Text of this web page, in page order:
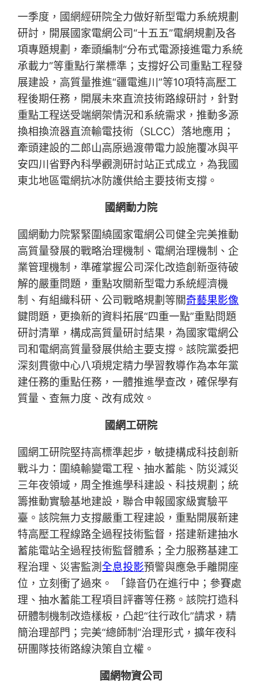
一季度，國網經研院全力做好新型電力系統規劃
研討，開展國家電網公司“十五五”電網規劃及各
項專題規劃，牽頭編制“分布式電源接進電力系統
承載力”等重點行業標準；支撐好公司重點工程發
展建設，高質量推進“疆電進川”等10項特高壓工
程後期任務，開展未來直流技術路線研討，針對
重點工程送受端網架情況和系統需求，推動多源
換相換流器直流輸電技術（SLCC）落地應用；
牽頭建設的二郎山高原過渡帶電力設施覆冰與平
安四川省野內科學觀測研討站正式成立，為我國
東北地區電網抗冰防護供給主要技術支撐。
國網動力院
國網動力院緊緊圍繞國家電網公司健全完美推動
高質量發展的戰略治理機制、電網治理機制、企
業管理機制，準確掌握公司深化改造創新亟待破
解的嚴重問題，重點攻關新型電力系統經濟機
制、有組織科研、公司戰略規劃等關奇藝果影像
鍵問題，更換新的資料拓展“四重一點”重點問題
研討清單，構成高質量研討結果，為國家電網公
司和電網高質量發展供給主要支撐。該院黨委把
深刻貫徹中心八項規定精力學習教導作為本年黨
建任務的重點任務，一體推進學查改，確保學有
質量、查無力度、改有成效。
國網工研院
國網工研院堅持高標準起步，敏捷構成科技創新
戰斗力：圍繞輸變電工程、抽水蓄能、防災減災
三年夜領域，周全推進學科建設、科技規劃；統
籌推動實驗基地建設，聯合申報國家級實驗平
臺。該院無力支撐嚴重工程建設，重點開展新建
特高壓工程線路全過程技術監督，搭建新建抽水
蓄能電站全過程技術監督體系；全力服務基建工
程治理、災害監測全息投影預警與應急手離開座
位，立刻衝了過來。 「錄音仍在進行中；參賽處
理、抽水蓄能工程項目評審等任務。該院打造科
研體制機制改造樣板，凸起“往行政化”請求，精
簡治理部門；完美“總師制”治理形式，擴年夜科
研團隊技術路線決策自立權。
國網物資公司